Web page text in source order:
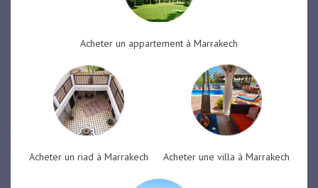
Acheter un appartement à Marrakech
Acheter un riad à Marrakech Acheter une villa à Marrakech